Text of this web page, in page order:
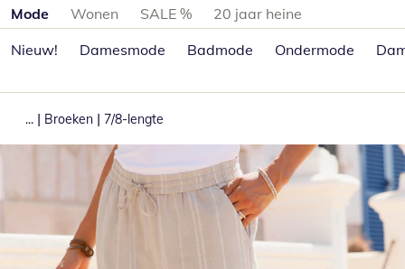
Productcategorieën overslaan
Mode Wonen SALE %
20 jaar heine
Nieuw!
Damesmode Badmode Ondermode
... | Broeken | 7/8-lengte